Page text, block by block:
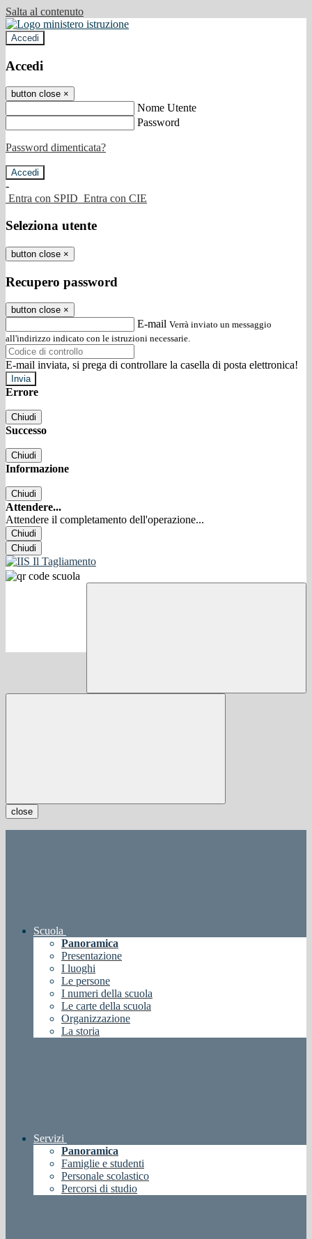
Salta al contenuto
Accedi
Accedi
button close ×
Nome Utente
Password
Password dimenticata?
-
Entra con SPID Entra con CIE
Seleziona utente
button close ×
Recupero password
button close ×
E-mail Verrà inviato un messaggio
all'indirizzo indicato con le istruzioni necessarie.
E-mail inviata, si prega di controllare la casella di posta elettronica!
Errore
Chiudi
Successo
Chiudi
Informazione
Chiudi
Attendere...
Attendere il completamento dell'operazione...
Chiudi
Chiudi
close
Scuola
Panoramica
Presentazione
I luoghi
Le persone
I numeri della scuola
Le carte della scuola
Organizzazione
La storia
Servizi
Panoramica
Famiglie e studenti
Personale scolastico
Percorsi di studio